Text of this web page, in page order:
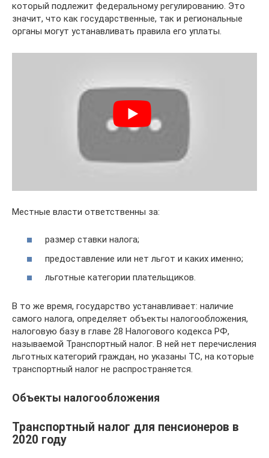
который подлежит федеральному регулированию. Это
значит, что как государственные, так и региональные
органы могут устанавливать правила его уплаты.
Местные власти ответственны за:
размер ставки налога;
предоставление или нет льгот и каких именно;
льготные категории плательщиков.
В то же время, государство устанавливает: наличие
самого налога, определяет объекты налогообложения,
налоговую базу в главе 28 Налогового кодекса РФ,
называемой Транспортный налог. В ней нет перечисления
льготных категорий граждан, но указаны ТС, на которые
транспортный налог не распространяется.
Объекты налогообложения
Транспортный налог для пенсионеров в
2020 году